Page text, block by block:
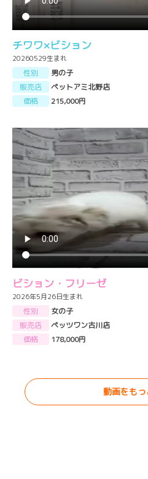
チワワ×ビション
20260529生まれ
性別
男の子
販売店
ペットアミ北野店
価格
215,000円
ビション・フリーゼ
2026年5月26日生まれ
性別
女の子
販売店
ペッツワン古川店
価格
178,000円
動画をも